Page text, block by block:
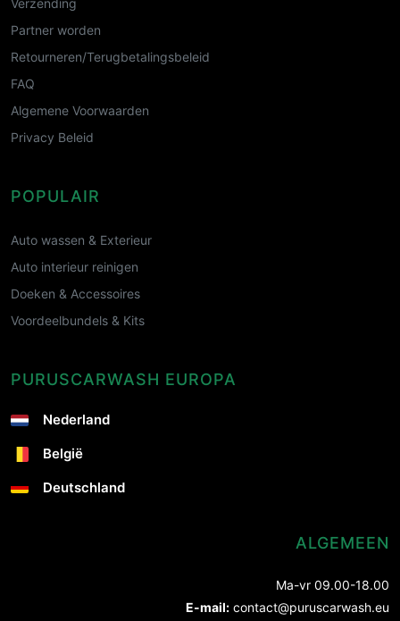
Verzending
Partner worden
Retourneren/Terugbetalingsbeleid
FAQ
Algemene Voorwaarden
Privacy Beleid
POPULAIR
Auto wassen & Exterieur
Auto interieur reinigen
Doeken & Accessoires
Voordeelbundels & Kits
PURUSCARWASH EUROPA
Nederland
België
Deutschland
ALGEMEEN
Ma-vr 09.00-18.00
E-mail: contact@puruscarwash.eu